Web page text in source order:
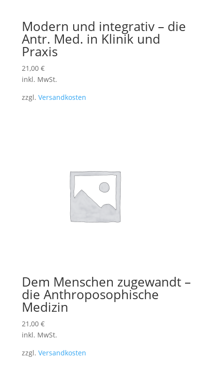
Modern und integrativ – die
Antr. Med. in Klinik und
Praxis
21,00 €
inkl. MwSt.
zzgl. Versandkosten
Dem Menschen zugewandt –
die Anthroposophische
Medizin
21,00 €
inkl. MwSt.
zzgl. Versandkosten